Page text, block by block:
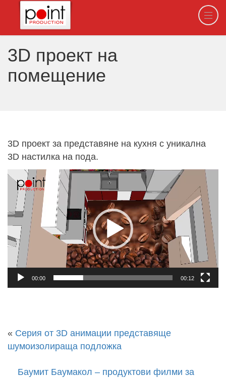
3D проект на
помещение
3D проект за представяне на кухня с уникална
3D настилка на пода.
00:00 00:12
« Серия от 3D анимации представяще
шумоизолираща подложка
Баумит Баумакол – продуктови филми за